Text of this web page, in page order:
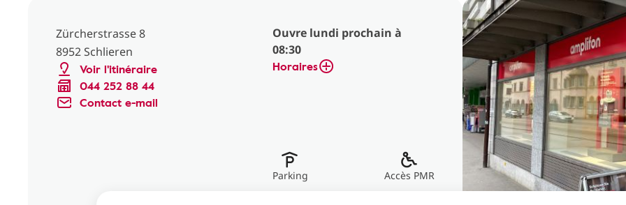
Zürcherstrasse 8
8952 Schlieren
Voir l'itinéraire
044 252 88 44
Contact e-mail
Ouvre lundi prochain à
08:30
Horaires
Parking Accès PMR